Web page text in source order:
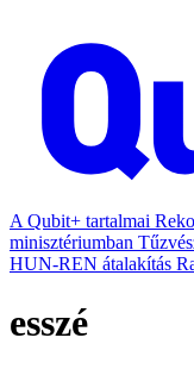
A Qubit+ tartalmai
minisztériumban
HUN-REN átalakítás
esszé